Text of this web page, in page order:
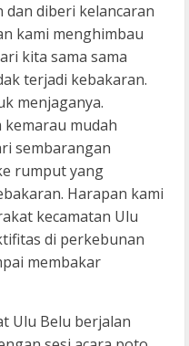
dan diberi kelancaran
kami menghimbau
kita sama sama
terjadi kebakaran.
menjaganya.
mudah
sembarangan
rumput yang
Harapan kami
kecamatan Ulu
di perkebunan
membakar
Ulu Belu berjalan